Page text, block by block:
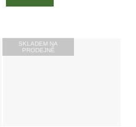
SKLADEM NA
PRODEJNĚ